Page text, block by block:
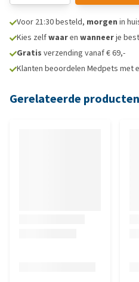
Voor 21:30 besteld, morgen in
Kies zelfwaaren wanneerje
Gratis verzending vanaf € 69,-
Klanten beoordelen Medpets met
Gerelateerde producten